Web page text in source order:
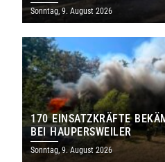
Sonntag, 9. August 2026
170 EINSATZKRÄFTE
EI HAUPERSWEILER
Sonntag, 9. August 2026